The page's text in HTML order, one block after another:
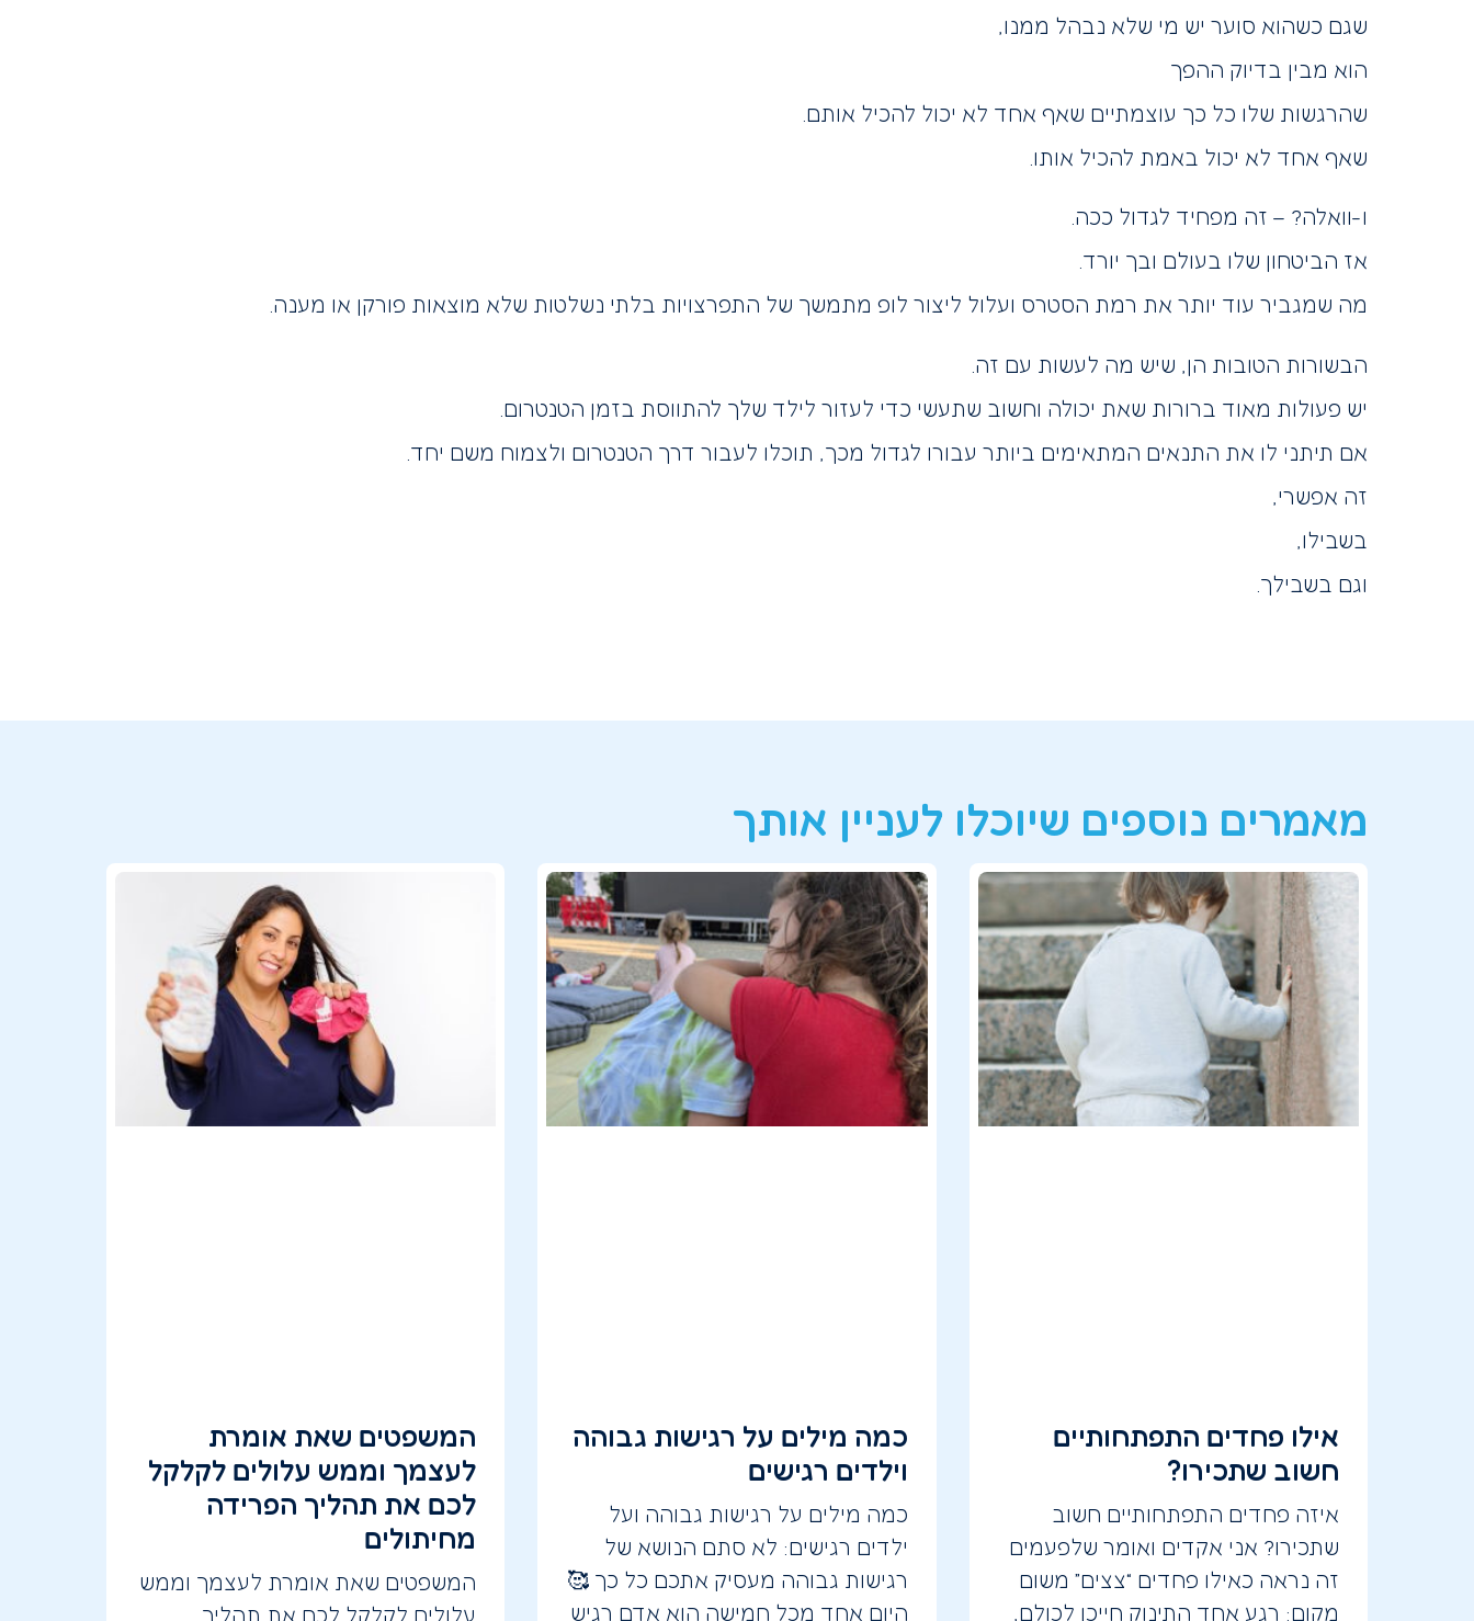
שגם כשהוא סוער יש מי שלא נבהל ממנו,
הוא מבין בדיוק ההפך
שהרגשות שלו כל כך עוצמתיים שאף אחד לא יכול להכיל אותם.
שאף אחד לא יכול באמת להכיל אותו.
ו-וואלה? – זה מפחיד לגדול ככה.
אז הביטחון שלו בעולם ובך יורד.
מה שמגביר עוד יותר את רמת הסטרס ועלול ליצור לופ מתמשך של התפרצויות בלתי נשלטות שלא מוצאות פורקן או מענה.
הבשורות הטובות הן, שיש מה לעשות עם זה.
יש פעולות מאוד ברורות שאת יכולה וחשוב שתעשי כדי לעזור לילד שלך להתווסת בזמן הטנטרום.
אם תיתני לו את התנאים המתאימים ביותר עבורו לגדול מכך, תוכלו לעבור דרך הטנטרום ולצמוח משם יחד.
זה אפשרי,
בשבילו,
וגם בשבילך.
מאמרים נוספים שיוכלו לעניין אותך
אילו פחדים התפתחותיים
חשוב שתכירו?
איזה פחדים התפתחותיים חשוב
שתכירו? אני אקדים ואומר שלפעמים
זה נראה כאילו פחדים “צצים” משום
מקום: רגע אחד התינוק חייכן לכולם,
כמה מילים על רגישות גבוהה
וילדים רגישים
כמה מילים על רגישות גבוהה ועל
ילדים רגישים: לא סתם הנושא של
רגישות גבוהה מעסיק אתכם כל כך 🥰
היום אחד מכל חמישה הוא אדם רגיש
המשפטים שאת אומרת
לעצמך וממש עלולים לקלקל
לכם את תהליך הפרידה
מחיתולים
המשפטים שאת אומרת לעצמך וממש
עלולים לקלקל לכם את תהליך